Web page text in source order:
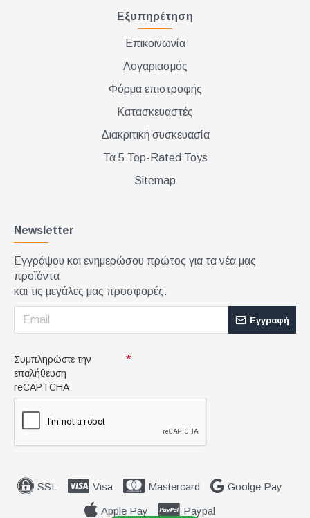
Εξυπηρέτηση
Επικοινωνία
Λογαριασμός
Φόρμα επιστροφής
Κατασκευαστές
Διακριτική συσκευασία
Τα 5 Top-Rated Toys
Sitemap
Newsletter
Εγγράψου και ενημερώσου πρώτος για τα νέα μας
προϊόντα
και τις μεγάλες μας προσφορές.
Εγγραφή
Συμπληρώστε την
επαλήθευση
reCAPTCHA
SSL Visa Mastercard Goolge Pay
Apple Pay Paypal